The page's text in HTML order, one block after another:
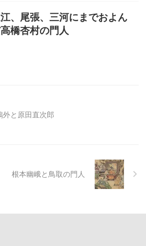
、尾張、三河にまでおよん
橋杏村の門人
外と原田直次郎
根本幽峨と鳥取の門人